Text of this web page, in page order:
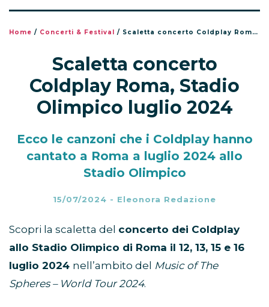
Home / Concerti & Festival / Scaletta concerto Coldplay Roma, Stadio Olimpico luglio 2024
Scaletta concerto
Coldplay Roma, Stadio
Olimpico luglio 2024
Ecco le canzoni che i Coldplay hanno
cantato a Roma a luglio 2024 allo
Stadio Olimpico
15/07/2024 - Eleonora Redazione
Scopri la scaletta del concerto dei Coldplay
allo Stadio Olimpico di Roma il 12, 13, 15 e 16
luglio 2024 nell’ambito del Music of The
Spheres – World Tour 2024.